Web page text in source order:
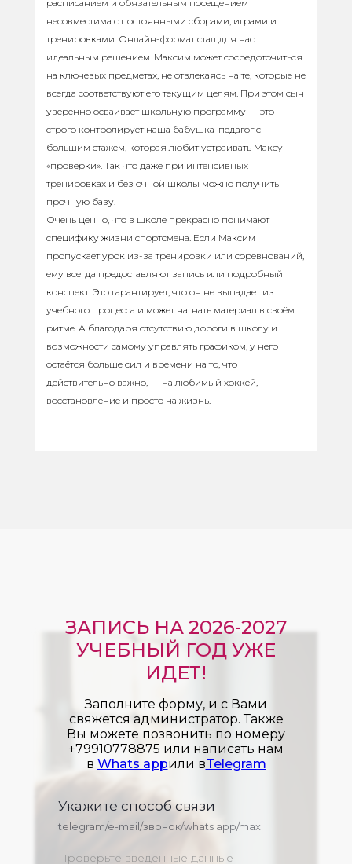
расписанием и обязательным посещением
несовместима с постоянными сборами, играми и
тренировками. Онлайн-формат стал для нас
идеальным решением. Максим может сосредоточиться
на ключевых предметах, не отвлекаясь на те, которые не
всегда соответствуют его текущим целям. При этом сын
уверенно осваивает школьную программу — это
строго контролирует наша бабушка-педагог с
большим стажем, которая любит устраивать Максу
«проверки». Так что даже при интенсивных
тренировках и без очной школы можно получить
прочную базу.
Очень ценно, что в школе прекрасно понимают
специфику жизни спортсмена. Если Максим
пропускает урок из-за тренировки или соревнований,
ему всегда предоставляют запись или подробный
конспект. Это гарантирует, что он не выпадает из
учебного процесса и может нагнать материал в своём
ритме. А благодаря отсутствию дороги в школу и
возможности самому управлять графиком, у него
остаётся больше сил и времени на то, что
действительно важно, — на любимый хоккей,
восстановление и просто на жизнь.
ЗАПИСЬ НА 2026-2027
УЧЕБНЫЙ ГОД УЖЕ
ИДЕТ!
Заполните форму, и с Вами
свяжется администратор. Также
Вы можете позвонить по номеру
+79910778875 или написать нам
в Whats appили вTelegram
Укажите способ связи
telegram/e-mail/звонок/whats app/max